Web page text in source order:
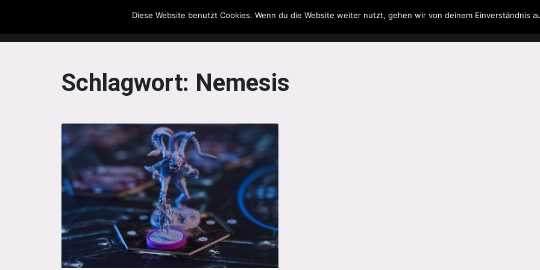
The Howling Men Filme & Serien Musik Spielzeug Literatur
Schlagwort: Nemesis
Diese Website benutzt Cookies. Wenn du die Website weiter nutzt, gehen wir von deinem Einverständnis